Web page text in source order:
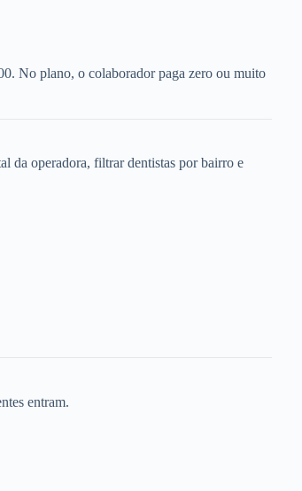
No plano, o colaborador paga zero ou muito
da operadora, filtrar dentistas por bairro e
entram.